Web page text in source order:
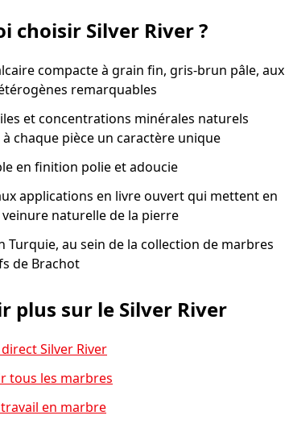
choisir Silver River ?
compacte à grain fin, gris-brun pâle, aux
remarquables
et concentrations minérales naturels
chaque pièce un caractère unique
en finition polie et adoucie
applications en livre ouvert qui mettent en
naturelle de la pierre
Turquie, au sein de la collection de marbres
de Brachot
plus sur le Silver River
Silver River
tous les marbres
en marbre